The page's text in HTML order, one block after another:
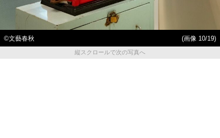
©文藝春秋
(画像 10/19)
縦スクロールで次の写真へ